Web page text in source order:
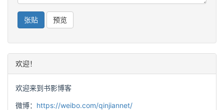
欢迎！
欢迎来到书影博客
微博： https://weibo.com/qinjiannet/